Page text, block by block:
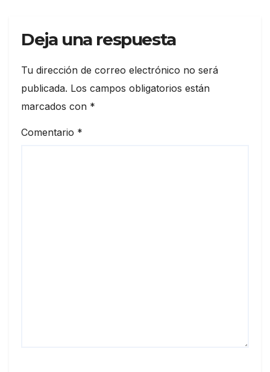
Deja una respuesta
Tu dirección de correo electrónico no será
publicada. Los campos obligatorios están
marcados con *
Comentario *